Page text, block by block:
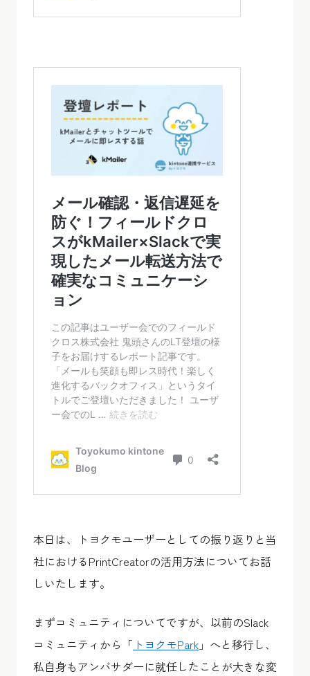
本日は、トヨクモユーザーとしての振り返りと当
社におけるPrintCreatorの活用方法についてお話
しいたします。
まずコミュニティについてですが、以前のSlack
コミュニティから「 トヨクモPark 」へと移行し、
私自身もアンバサダーに就任したことが大きな変